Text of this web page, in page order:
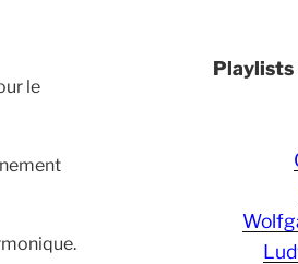
le
Playlists